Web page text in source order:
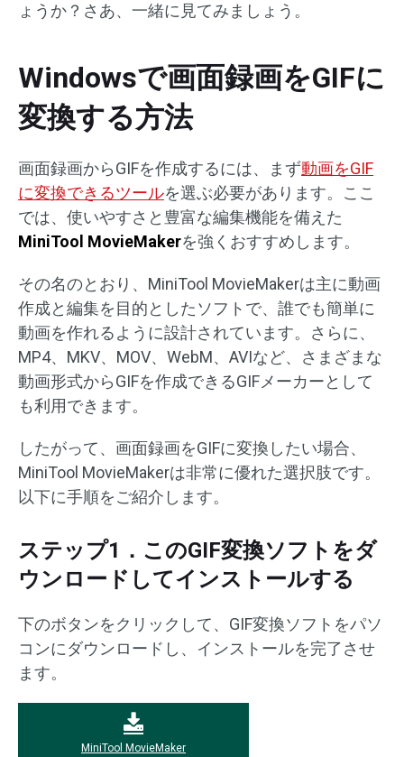
ょうか？さあ、一緒に見てみましょう。
Windowsで画面録画をGIFに
変換する方法
画面録画からGIFを作成するには、まず動画をGIF
に変換できるツールを選ぶ必要があります。ここ
では、使いやすさと豊富な編集機能を備えた
MiniTool MovieMakerを強くおすすめします。
その名のとおり、MiniTool MovieMakerは主に動画
作成と編集を目的としたソフトで、誰でも簡単に
動画を作れるように設計されています。さらに、
MP4、MKV、MOV、WebM、AVIなど、さまざまな
動画形式からGIFを作成できるGIFメーカーとして
も利用できます。
したがって、画面録画をGIFに変換したい場合、
MiniTool MovieMakerは非常に優れた選択肢です。
以下に手順をご紹介します。
ステップ1．このGIF変換ソフトをダ
ウンロードしてインストールする
下のボタンをクリックして、GIF変換ソフトをパソ
コンにダウンロードし、インストールを完了させ
ます。
MiniTool MovieMaker